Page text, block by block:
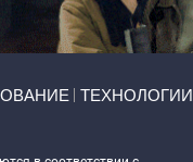
ТЕХНОЛОГИИ